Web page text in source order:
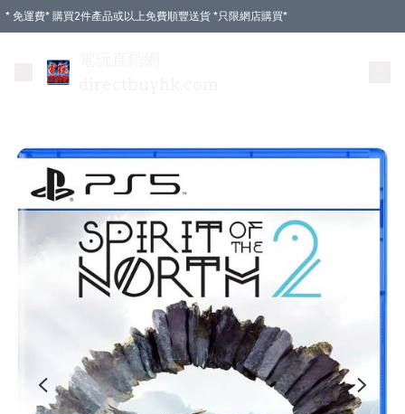
* 免運費* 購買2件產品或以上免費順豐送貨 *只限網店購買*